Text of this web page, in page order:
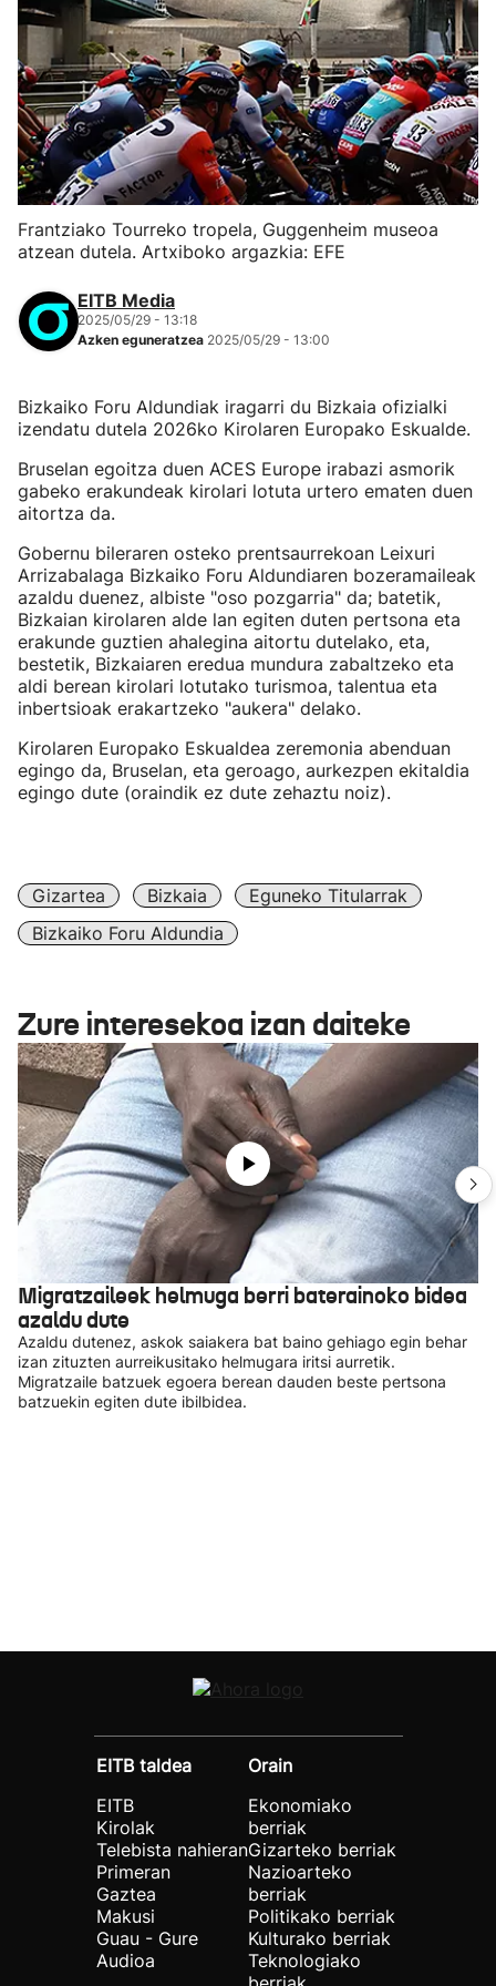
Frantziako Tourreko tropela, Guggenheim museoa
atzean dutela. Artxiboko argazkia: EFE
EITB Media
2025/05/29 - 13:18
Azken eguneratzea 2025/05/29 - 13:00
Bizkaiko Foru Aldundiak iragarri du Bizkaia ofizialki
izendatu dutela 2026ko Kirolaren Europako Eskualde.
Bruselan egoitza duen ACES Europe irabazi asmorik
gabeko erakundeak kirolari lotuta urtero ematen duen
aitortza da.
Gobernu bileraren osteko prentsaurrekoan Leixuri
Arrizabalaga Bizkaiko Foru Aldundiaren bozeramaileak
azaldu duenez, albiste "oso pozgarria" da; batetik,
Bizkaian kirolaren alde lan egiten duten pertsona eta
erakunde guztien ahalegina aitortu dutelako, eta,
bestetik, Bizkaiaren eredua mundura zabaltzeko eta
aldi berean kirolari lotutako turismoa, talentua eta
inbertsioak erakartzeko "aukera" delako.
Kirolaren Europako Eskualdea zeremonia abenduan
egingo da, Bruselan, eta geroago, aurkezpen ekitaldia
egingo dute (oraindik ez dute zehaztu noiz).
Gizartea Bizkaia
Eguneko Titularrak
Bizkaiko Foru Aldundia
Zure interesekoa izan daiteke
Migratzaileek helmuga berri baterainoko bidea
azaldu dute
Azaldu dutenez, askok saiakera bat baino gehiago egin behar
izan zituzten aurreikusitako helmugara iritsi aurretik.
Migratzaile batzuek egoera berean dauden beste pertsona
batzuekin egiten dute ibilbidea.
EITB taldea
EITB
Kirolak
Telebista nahieran
Primeran
Gaztea
Makusi
Guau - Gure
Audioa
Orain
Ekonomiako
berriak
Gizarteko berriak
Nazioarteko
berriak
Politikako berriak
Kulturako berriak
Teknologiako